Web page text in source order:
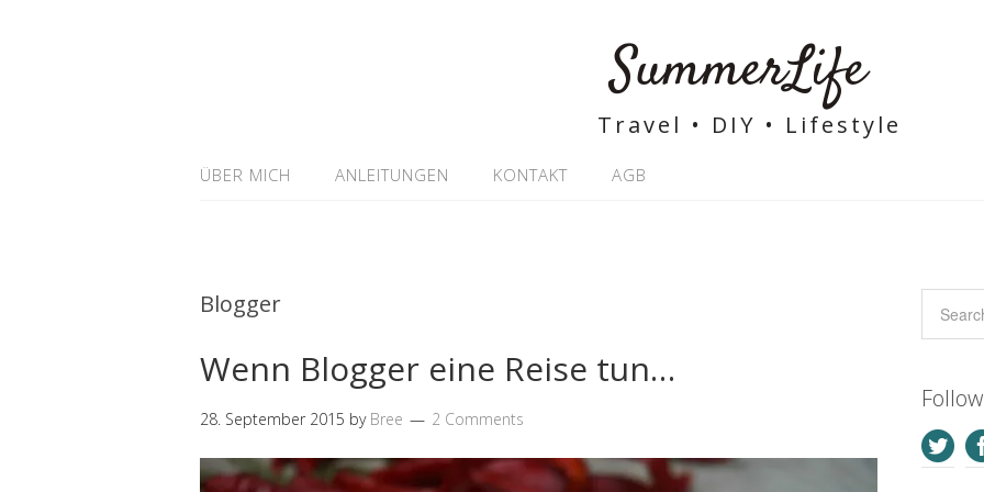
SummerLife
Travel • DIY • Lifestyle
ÜBER MICH ANLEITUNGEN KONTAKT AGB
Blogger
Wenn Blogger eine Reise tun…
28. September 2015 by Bree 2 Comments